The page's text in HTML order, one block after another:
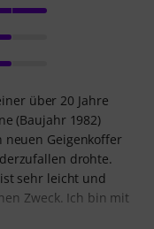
über 20 Jahre
(Baujahr 1982)
neuen Geigenkoffer
drohte.
ist sehr leicht und
Zweck. Ich bin mit